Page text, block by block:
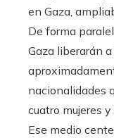
en Gaza,
De forma
Gaza liberarán
nacionalidades
cuatro mujeres
Ese medio